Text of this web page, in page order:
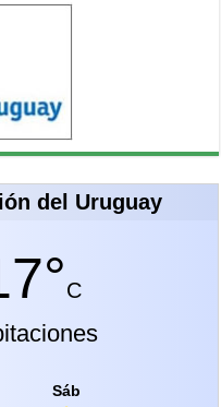
del Uruguay
C
Sáb